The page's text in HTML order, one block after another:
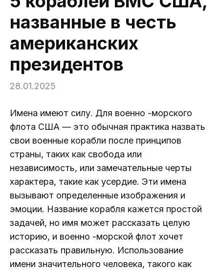
названные в честь
американских
президентов
28.01.2025
Имена имеют силу. Для военно -морского
флота США — это обычная практика назвать
свои военные корабли после принципов
страны, таких как свобода или
независимость, или замечательные черты
характера, такие как усердие. Эти имена
вызывают определенные изображения и
эмоции. Название корабля кажется простой
задачей, но имя может рассказать целую
историю, и военно -морской флот хочет
рассказать правильную. Использование
имени значительного человека, такого как